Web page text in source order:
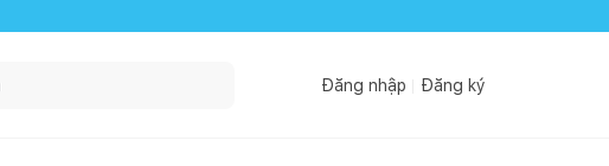
Đăng nhập Đăng ký